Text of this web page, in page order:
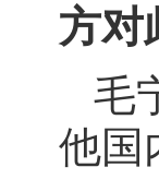
方对
毛
他国